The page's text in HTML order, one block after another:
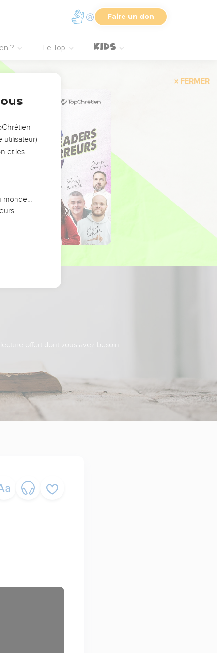
Faire un don
? Le Top
FERMER
offert dont vous avez besoin.
utilisateur)
et les
monde…